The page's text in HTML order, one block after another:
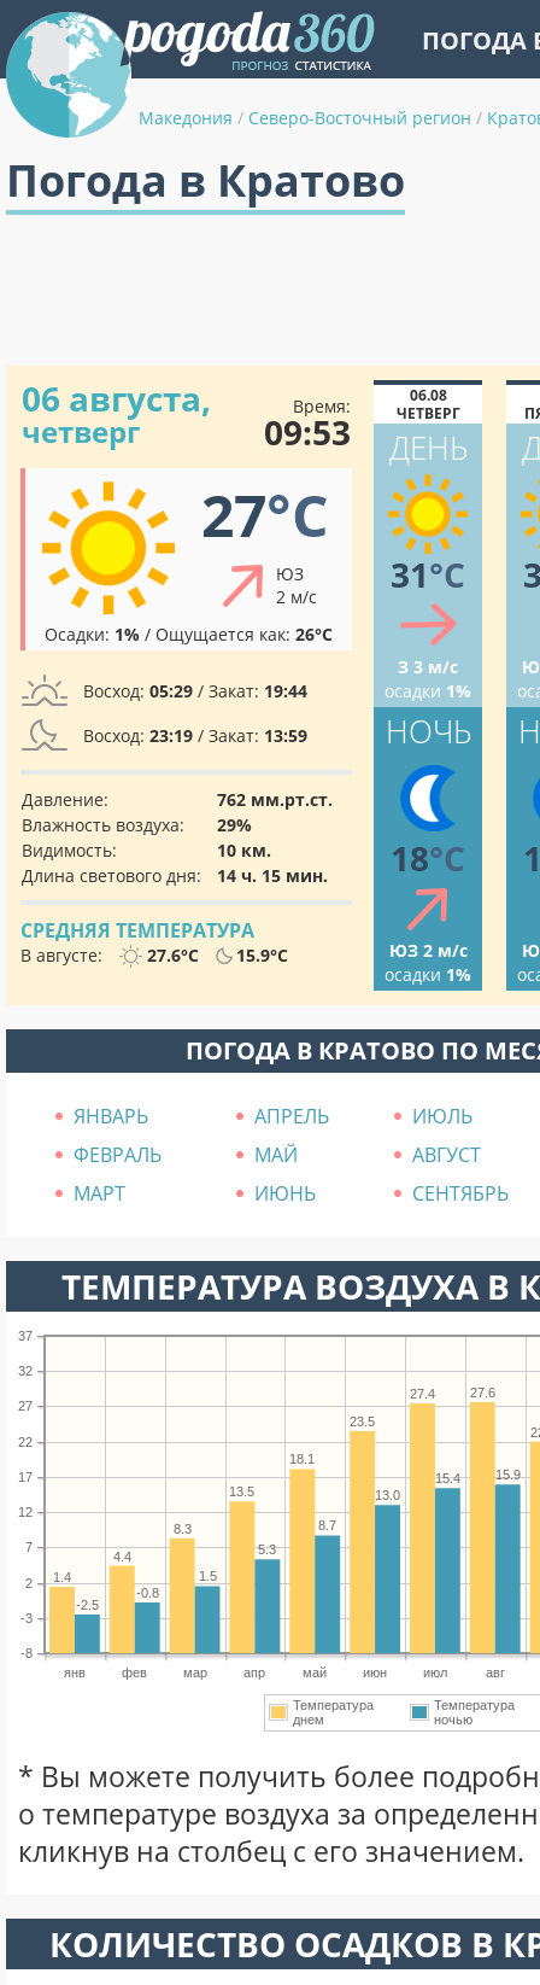
ПОГОДА
Македония / Северо-Восточный регион /
Погода в Кратово
06 августа,
четверг
Время:
09:53
27°C
ЮЗ
2 м/с
Осадки: 1% / Ощущается как: 26°C
Восход: 05:29 / Закат: 19:44
Восход: 23:19 / Закат: 13:59
Давление:
762 мм.рт.ст.
Влажность воздуха:
29%
Видимость:
10 км.
Длина светового дня:
14 ч. 15 мин.
СРЕДНЯЯ ТЕМПЕРАТУРА
В августе: 27.6°C 15.9°C
06.08
ЧЕТВЕРГ
ДЕНЬ
31°C
З 3 м/с
осадки 1%
НОЧЬ
18°C
ЮЗ 2 м/с
осадки 1%
ПОГОДА В КРАТОВО ПО
ЯНВАРЬ АПРЕЛЬ
ИЮЛЬ
ФЕВРАЛЬ
МАЙ
АВГУСТ
МАРТ
ИЮНЬ СЕНТЯБРЬ
ТЕМПЕРАТУРА ВОЗДУХА В
янв фев мар апр май июн июл авг
-8
-3
2
7
12
17
22
27
32
37
27.6
27.4
23.5
18.1
13.5
8.3
4.4
1.4
15.9
15.4
13.0
8.7
5.3
1.5
-0.8
-2.5
Температура
днем
Температура
ночью
* Вы можете получить более
о температуре воздуха за
кликнув на столбец с его значением.
КОЛИЧЕСТВО ОСАДКОВ В